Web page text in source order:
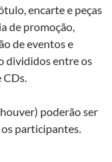
encarte e peças
de promoção,
de eventos e
divididos entre os
poderão ser
participantes.